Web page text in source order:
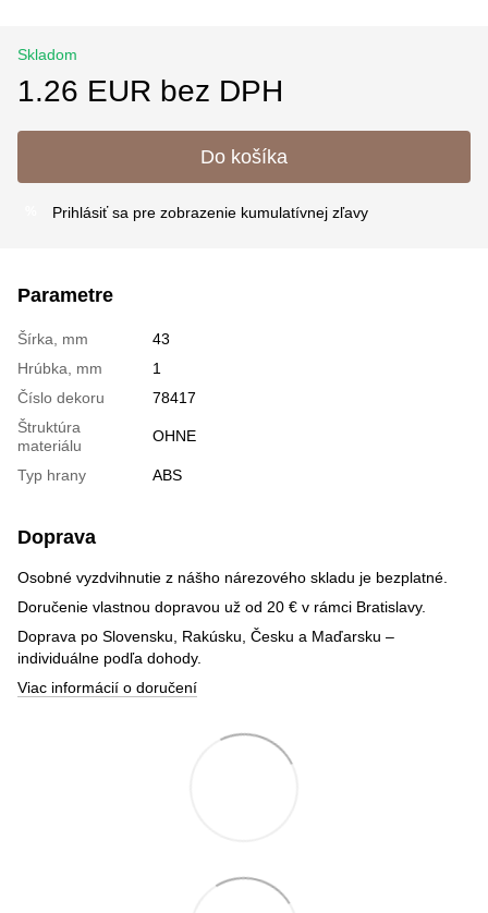
Skladom
1.26 EUR bez DPH
Do košíka
Prihlásiť sa pre zobrazenie kumulatívnej zľavy
Parametre
Šírka, mm
43
Hrúbka, mm
1
Číslo dekoru
78417
Štruktúra
materiálu
OHNE
Typ hrany ABS
Doprava
Osobné vyzdvihnutie z nášho nárezového skladu je bezplatné.
Doručenie vlastnou dopravou už od 20 € v rámci Bratislavy.
Doprava po Slovensku, Rakúsku, Česku a Maďarsku –
individuálne podľa dohody.
Viac informácií o doručení